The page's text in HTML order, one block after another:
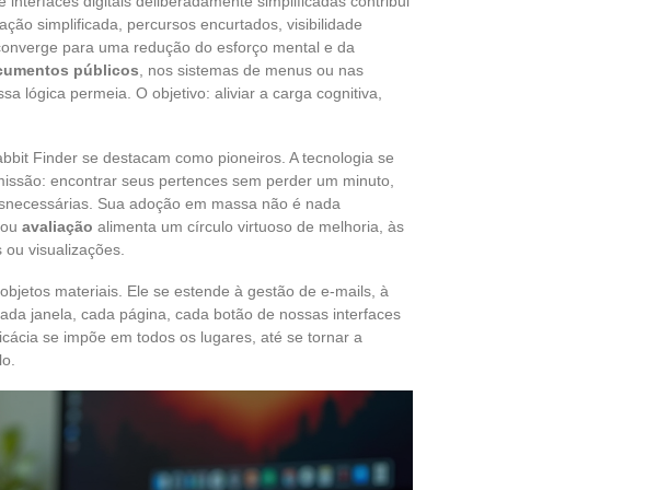
simplificada, percursos encurtados, visibilidade
para uma redução do esforço mental e da
públicos , nos sistemas de menus ou nas
lógica permeia. O objetivo: aliviar a carga cognitiva,
Finder se destacam como pioneiros. A tecnologia se
encontrar seus pertences sem perder um minuto,
Sua adoção em massa não é nada
avaliação alimenta um círculo virtuoso de melhoria, às
visualizações.
materiais. Ele se estende à gestão de e-mails, à
janela, cada página, cada botão de nossas interfaces
se impõe em todos os lugares, até se tornar a